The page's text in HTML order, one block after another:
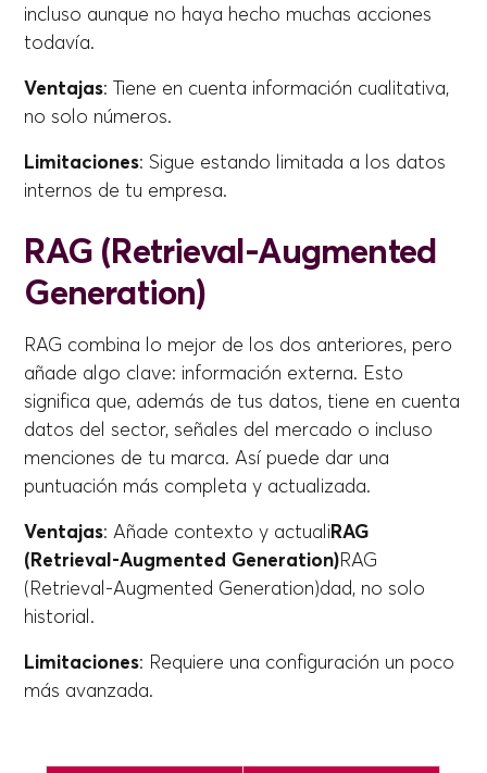
incluso aunque no haya hecho muchas acciones
todavía.
Ventajas: Tiene en cuenta información cualitativa,
no solo números.
Limitaciones: Sigue estando limitada a los datos
internos de tu empresa.
RAG (Retrieval-Augmented
Generation)
RAG combina lo mejor de los dos anteriores, pero
añade algo clave: información externa. Esto
significa que, además de tus datos, tiene en cuenta
datos del sector, señales del mercado o incluso
menciones de tu marca. Así puede dar una
puntuación más completa y actualizada.
Ventajas: Añade contexto y actualiRAG
(Retrieval-Augmented Generation)RAG
(Retrieval-Augmented Generation)dad, no solo
historial.
Limitaciones: Requiere una configuración un poco
más avanzada.